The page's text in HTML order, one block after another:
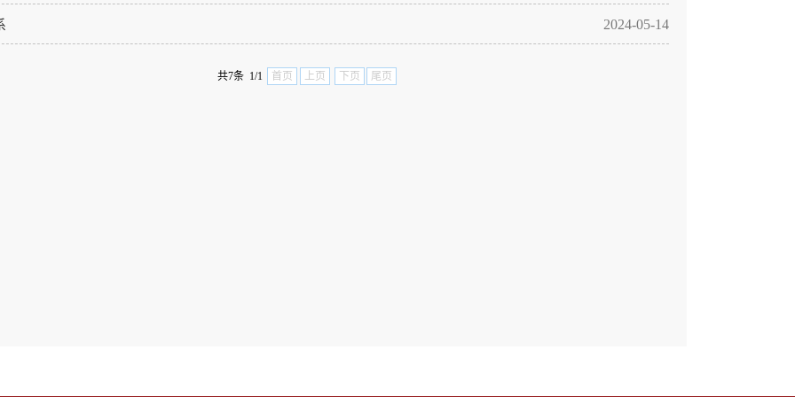
2024-05-14
共7条 1/1 首页 上页 下页 尾页